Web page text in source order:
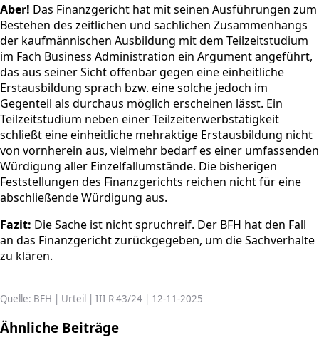
Aber! Das Finanzgericht hat mit seinen Ausführungen zum
Bestehen des zeitlichen und sachlichen Zusammenhangs
der kaufmännischen Ausbildung mit dem Teilzeitstudium
im Fach Business Administration ein Argument angeführt,
das aus seiner Sicht offenbar gegen eine einheitliche
Erstausbildung sprach bzw. eine solche jedoch im
Gegenteil als durchaus möglich erscheinen lässt. Ein
Teilzeitstudium neben einer Teilzeiterwerbstätigkeit
schließt eine einheitliche mehraktige Erstausbildung nicht
von vornherein aus, vielmehr bedarf es einer umfassenden
Würdigung aller Einzelfallumstände. Die bisherigen
Feststellungen des Finanzgerichts reichen nicht für eine
abschließende Würdigung aus.
Fazit: Die Sache ist nicht spruchreif. Der BFH hat den Fall
an das Finanzgericht zurückgegeben, um die Sachverhalte
zu klären.
Quelle: BFH | Urteil | III R 43/24 | 12-11-2025
Ähnliche Beiträge